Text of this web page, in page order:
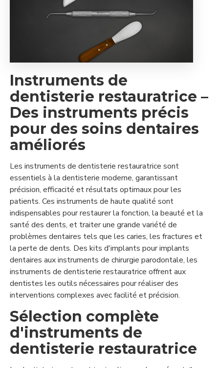
Instruments de
dentisterie restauratrice –
Des instruments précis
pour des soins dentaires
améliorés
Les instruments de dentisterie restauratrice sont
essentiels à la dentisterie moderne, garantissant
précision, efficacité et résultats optimaux pour les
patients. Ces instruments de haute qualité sont
indispensables pour restaurer la fonction, la beauté et la
santé des dents, et traiter une grande variété de
problèmes dentaires tels que les caries, les fractures et
la perte de dents. Des kits d'implants pour implants
dentaires aux instruments de chirurgie parodontale, les
instruments de dentisterie restauratrice offrent aux
dentistes les outils nécessaires pour réaliser des
interventions complexes avec facilité et précision.
Sélection complète
d'instruments de
dentisterie restauratrice